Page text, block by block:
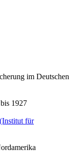
im Deutschen
1927
für